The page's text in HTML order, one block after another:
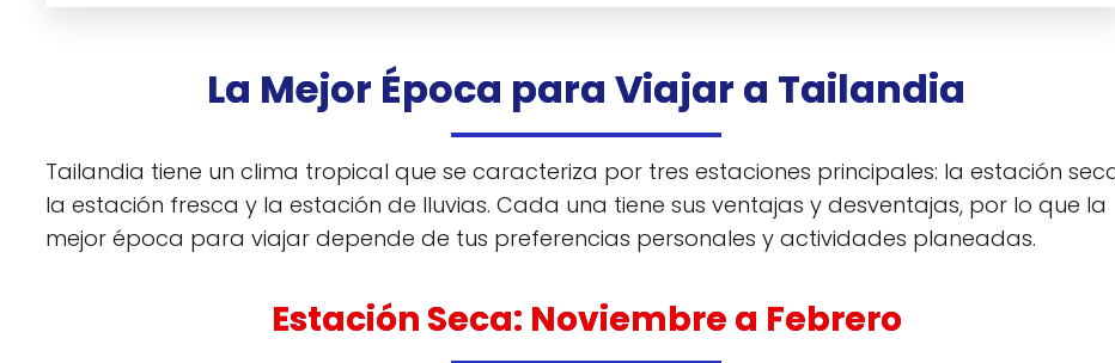
La Mejor Época para Viajar a Tailandia
Tailandia tiene un clima tropical que se caracteriza por tres estaciones principales: la estación
la estación fresca y la estación de lluvias. Cada una tiene sus ventajas y desventajas, por lo que la
mejor época para viajar depende de tus preferencias personales y actividades planeadas.
Estación Seca: Noviembre a Febrero